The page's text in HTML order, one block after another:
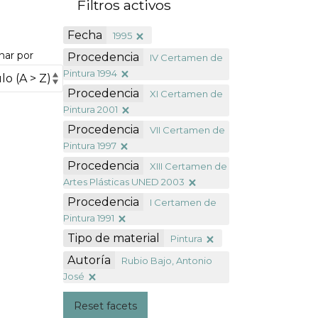
por
Filtros activos
Fecha 1995
Procedencia
IV Certamen de
Pintura 1994
Procedencia
XI Certamen de
Pintura 2001
Procedencia
VII Certamen de
Pintura 1997
Procedencia
XIII Certamen de
Artes Plásticas UNED 2003
Procedencia
I Certamen de
Pintura 1991
Tipo de material Pintura
Autoría
Rubio Bajo, Antonio
José
Reset facets